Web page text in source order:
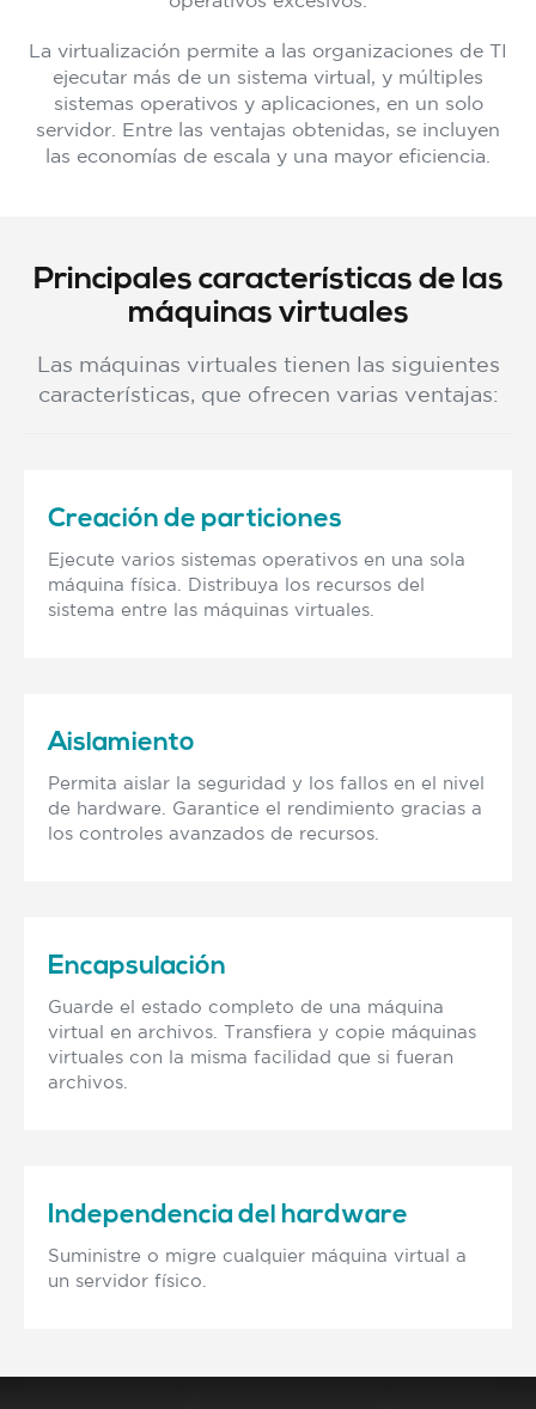
La virtualización permite a las organizaciones de TI
ejecutar más de un sistema virtual, y múltiples
sistemas operativos y aplicaciones, en un solo
servidor. Entre las ventajas obtenidas, se incluyen
las economías de escala y una mayor eficiencia.
Principales características de las
máquinas virtuales
Las máquinas virtuales tienen las siguientes
características, que ofrecen varias ventajas:
Creación de particiones
Ejecute varios sistemas operativos en una sola
máquina física. Distribuya los recursos del
sistema entre las máquinas virtuales.
Aislamiento
Permita aislar la seguridad y los fallos en el nivel
de hardware. Garantice el rendimiento gracias a
los controles avanzados de recursos.
Encapsulación
Guarde el estado completo de una máquina
virtual en archivos. Transfiera y copie máquinas
virtuales con la misma facilidad que si fueran
archivos.
Independencia del hardware
Suministre o migre cualquier máquina virtual a
un servidor físico.